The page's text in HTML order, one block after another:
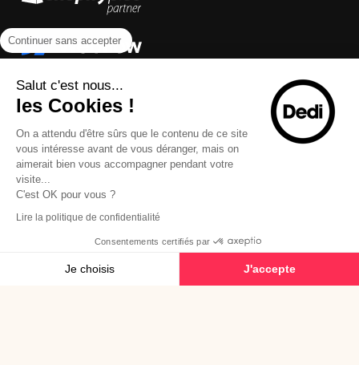
Continuer sans accepter
Salut c'est nous...
les Cookies !
On a attendu d'être sûrs que le contenu de ce site
vous intéresse avant de vous déranger, mais on
aimerait bien vous accompagner pendant votre
visite...
C'est OK pour vous ?
Lire la politique de confidentialité
Consentements certifiés par
Je choisis J'accepte